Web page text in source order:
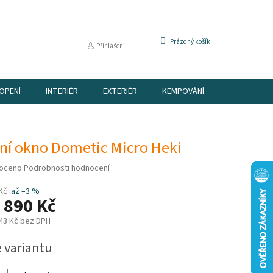
Přihlášení
NÁKUPNÍ
Prázdný košík
INTERIÉR EXTERIÉR KEMPOVÁNÍ
okno Dometic Micro Heki
Podrobnosti hodnocení
až –3 %
Kč
Kč bez DPH
variantu